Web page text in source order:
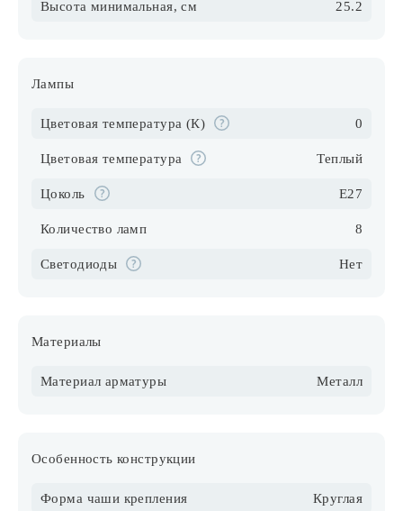
Высота минимальная, см 25.2
Лампы
Цветовая температура (К) 0
Цветовая температура Теплый
Цоколь E27
Количество ламп 8
Светодиоды Нет
Материалы
Материал арматуры Металл
Особенность конструкции
Форма чаши крепления Круглая